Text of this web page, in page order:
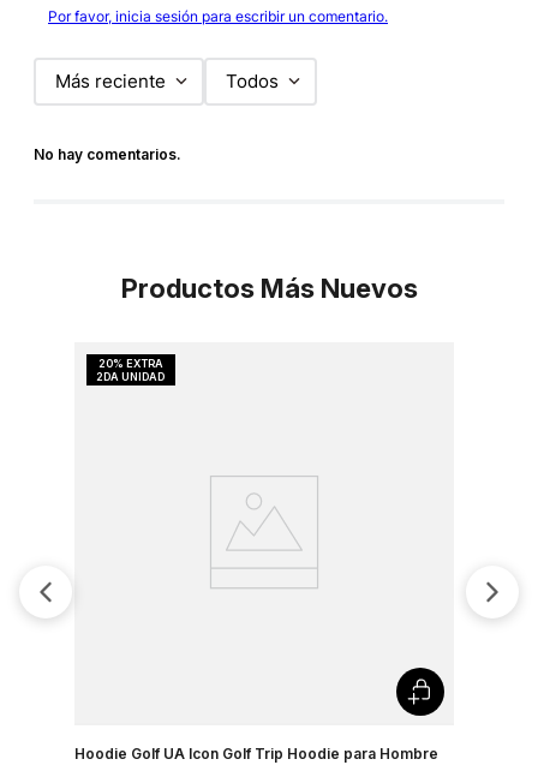
Por favor, inicia sesión para escribir un comentario.
Más reciente Todos
No hay comentarios.
Productos Más Nuevos
Hoodie Golf UA Icon Golf Trip Hoodie para Hombre